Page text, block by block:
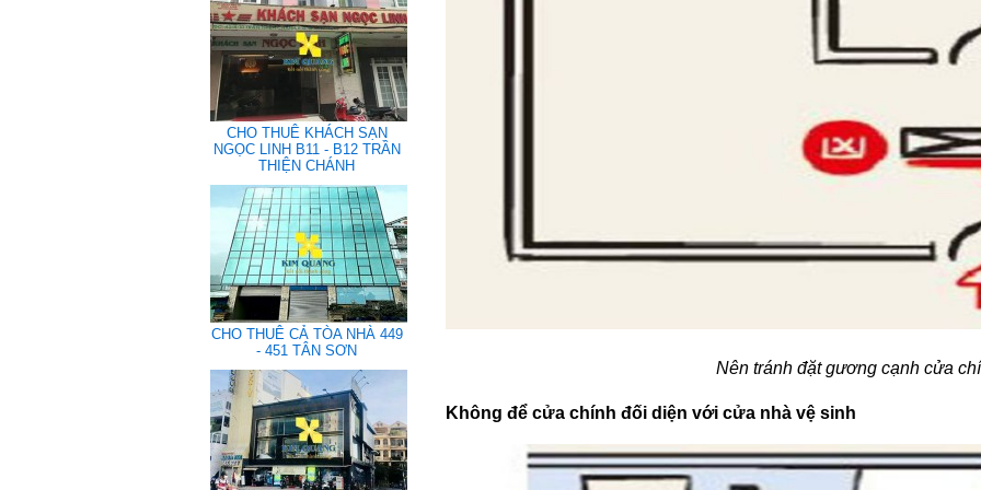
Nên tránh đặt gương cạnh cửa
Không để cửa chính đối diện với cửa nhà vệ sinh
CHO THUÊ KHÁCH SẠN
NGỌC LINH B11 - B12 TRẦN
THIỆN CHÁNH
CHO THUÊ CẢ TÒA NHÀ 449
- 451 TÂN SƠN